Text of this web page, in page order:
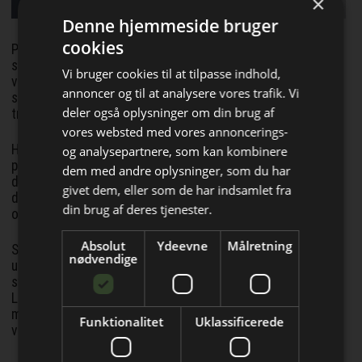
Bliv opdateret hver uge
Få de vigtigste nyheder fra
PackMarkedet
direkte i din indbakke
Parallelt hermed styrker Heidelberg sin position som
systemintegrator og dækker i stigende grad hele
værdikæden inden for emballageproduktion fra start til
slut. Et centralt fokus er på processer før og efter selve
trykningen.
Heidelberg har eksempelvis udvidet sit strategiske
partnerskab inden for efterbehandling af emballage med
den kinesiske producent Masterwork betydeligt og er
dermed gået videre end det tidligere samarbejde om salg
og distribution.
Samtidig fortsætter virksomheden den teknologiske
udvikling af sin kerneforretningsportefølje og udvider
systematisk sine aktiviteter i vækstregioner som
Latinamerika, Vietnam og Indien. Derudover styrker
målrettede strategiske M&A-tiltag, såsom erhvervelsen af
varemærkerettighederne til Polar, porteføljen yderligere.
Denne hjemmeside bruger
cookies
Vi bruger cookies til at tilpasse indhold,
annoncer og til at analysere vores trafik. Vi
deler også oplysninger om din brug af
vores websted med vores annoncerings-
og analysepartnere, som kan kombinere
dem med andre oplysninger, som du har
givet dem, eller som de har indsamlet fra
din brug af deres tjenester.
Absolut
nødvendige
Ydeevne Målretning
Funktionalitet Uklassificerede